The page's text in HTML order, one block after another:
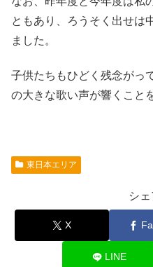
ともあり、ろうそく出せは
ました。
子供たちもひどく残念がっ
の大きな歌い声が響くこと
東日本エリア
シ
X
LINE